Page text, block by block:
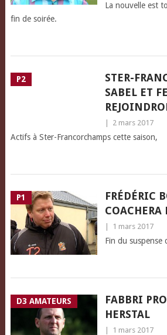
La nouvelle est
fin de soirée.
P2
STER-
SABEL ET
2 mars 2017
Actifs à Ster-Francorchamps cette saison,
P1
FRÉDÉRIC
COACHERA
1 mars 2017
Fin du suspense
D3 AMATEURS
FABBRI
HERSTAL
1 mars 2017